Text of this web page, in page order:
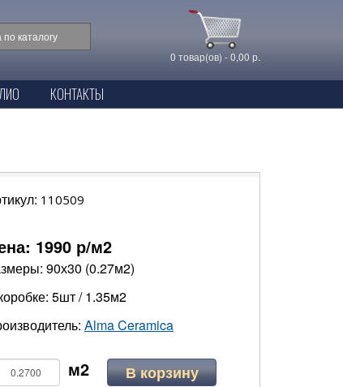
0 товар(ов) - 0,00 р.
КОНТАКТЫ
110509
1990 р/м2
90х30 (0.27м2)
5шт / 1.35м2
Alma Ceramica
В корзину